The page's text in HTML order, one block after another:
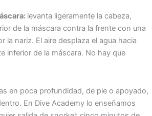
levanta ligeramente la cabeza,
de la máscara contra la frente con una
la nariz. El aire desplaza el agua hacia
inferior de la máscara. No hay que
en poca profundidad, de pie o apoyado,
En Dive Academy lo enseñamos